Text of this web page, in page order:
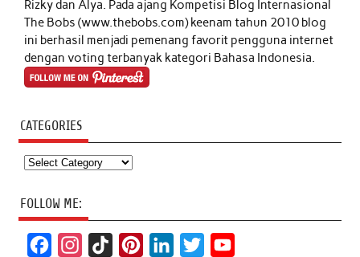
Rizky dan Alya. Pada ajang Kompetisi Blog Internasional
The Bobs (www.thebobs.com) keenam tahun 2010 blog
ini berhasil menjadi pemenang favorit pengguna internet
dengan voting terbanyak kategori Bahasa Indonesia.
CATEGORIES
Categories
FOLLOW ME: